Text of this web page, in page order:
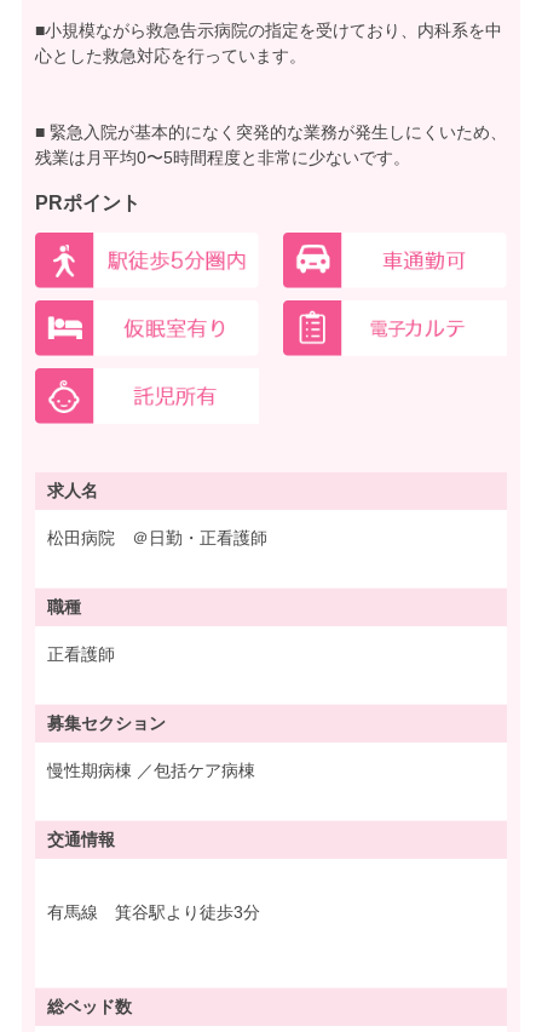
■小規模ながら救急告示病院の指定を受けており、内科系を中
心とした救急対応を行っています。
■ 緊急入院が基本的になく突発的な業務が発生しにくいため、
残業は月平均0〜5時間程度と非常に少ないです。
PRポイント
求人名
松田病院 ＠日勤・正看護師
職種
正看護師
募集セクション
慢性期病棟 ／包括ケア病棟
交通情報
有馬線 箕谷駅より徒歩3分
総ベッド数